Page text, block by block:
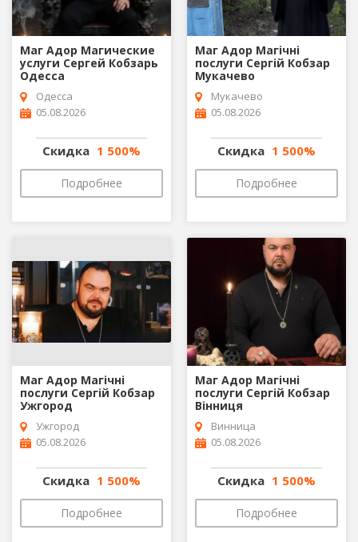
Маг Адор Магические
услуги Сергей Кобзарь
Одесса
Одесса
05.08.2026
Скидка 1 500%
Подробнее
Маг Адор Магічні
послуги Сергій Кобзар
Мукачево
Мукачево
05.08.2026
Скидка 1 500%
Подробнее
Маг Адор Магічні
послуги Сергій Кобзар
Ужгород
Ужгород
05.08.2026
Скидка 1 500%
Подробнее
Маг Адор Магічні
послуги Сергій Кобзар
Вінниця
Винница
05.08.2026
Скидка 1 500%
Подробнее